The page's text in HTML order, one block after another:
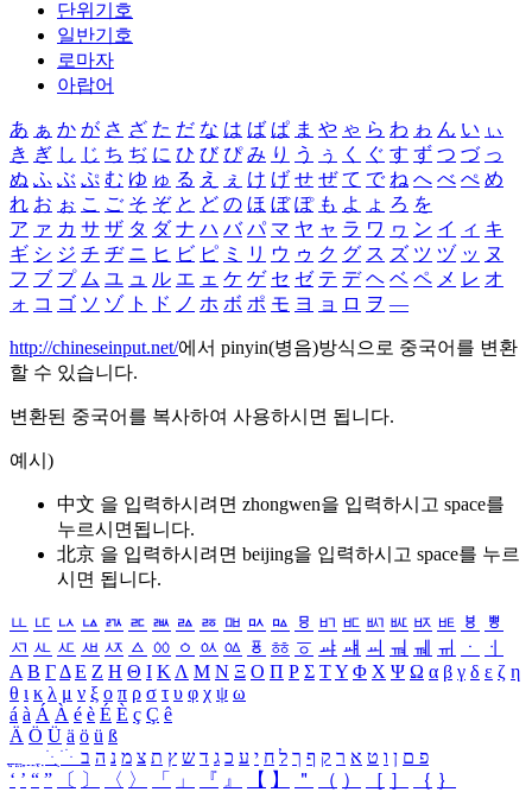
단위기호
일반기호
로마자
아랍어
あ ぁ か が さ ざ た だ な は ば ぱ ま や ゃ ら わ ゎ ん い ぃ
き ぎ し じ ち ぢ に ひ び ぴ み り う ぅ く ぐ す ず つ づ っ
ぬ ふ ぶ ぷ む ゆ ゅ る え ぇ け げ せ ぜ て で ね へ べ ぺ め
れ お ぉ こ ご そ ぞ と ど の ほ ぼ ぽ も よ ょ ろ を
ア ァ カ サ ザ タ ダ ナ ハ バ パ マ ヤ ャ ラ ワ ヮ ン イ ィ キ
ギ シ ジ チ ヂ ニ ヒ ビ ピ ミ リ ウ ゥ ク グ ス ズ ツ ヅ ッ ヌ
フ ブ プ ム ユ ュ ル エ ェ ケ ゲ セ ゼ テ デ ヘ ベ ペ メ レ オ
ォ コ ゴ ソ ゾ ト ド ノ ホ ボ ポ モ ヨ ョ ロ ヲ ―
http://chineseinput.net/에서 pinyin(병음)방식으로 중국어를 변환
할 수 있습니다.
변환된 중국어를 복사하여 사용하시면 됩니다.
예시)
中文 을 입력하시려면 zhongwen을 입력하시고 space를
누르시면됩니다.
北京 을 입력하시려면 beijing을 입력하시고 space를 누르
시면 됩니다.
ㅥ ㅦ ㅧ ㅨ ㅩ ㅪ ㅫ ㅬ ㅭ ㅮ ㅯ ㅰ ㅱ ㅲ ㅳ ㅴ ㅵ ㅶ ㅷ ㅸ
ㅹ
ㅺ ㅻ ㅼ ㅽ ㅾ ㅿ ㆀ ㆁ ㆂ ㆃ ㆄ ㆅ ㆆ ㆇ ㆈ ㆉ ㆊ ㆋ ㆌ ㆍ
ㆎ
Α Β ΓΔ Ε Ζ Η Θ Ι ΚΛ Μ Ν Ξ Ο Π Ρ Σ ΤΥ Φ Χ Ψ Ω α β γ δ ε ζ η
θ ι κ λ μ ν ξ ο π ρ σ τ υ φ χ ψ ω
á à Á À é è É È ç Ç ê
Ä Ö Ü ä ö ü ß
ִֶֹ ֻּ ׁׂ פ ם ן ו ט א ר ק ף ך ל ח י ע כ ג ד ש ץ ת צ מ נ ה ב
‘ ’ “ ” 〔 〕 〈 〉 「 」 『 』 【 】 ＂ （ ） ［ ］ ｛ ｝